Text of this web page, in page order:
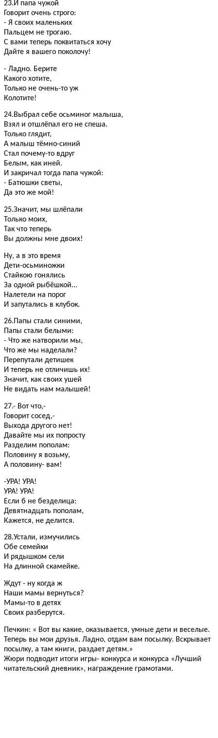
23.И папа чужой
Говорит очень строго:
- Я своих маленьких
Пальцем не трогаю.
С вами теперь поквитаться хочу
Дайте я вашего поколочу!
- Ладно. Берите
Какого хотите,
Только не очень-то уж
Колотите!
24.Выбрал себе осьминог малыша,
Взял и отшлёпал его не спеша.
Только глядит,
А малыш тёмно-синий
Стал почему-то вдруг
Белым, как иней.
И закричал тогда папа чужой:
- Батюшки светы,
Да это же мой!
25.Значит, мы шлёпали
Только моих,
Так что теперь
Вы должны мне двоих!
Ну, а в это время
Дети-осьминожки
Стайкою гонялись
За одной рыбёшкой...
Налетели на порог
И запутались в клубок.
26.Папы стали синими,
Папы стали белыми:
- Что же натворили мы,
Что же мы наделали?
Перепутали детишек
И теперь не отличишь их!
Значит, как своих ушей
Не видать нам малышей!
27.- Вот что,-
Говорит сосед,-
Выхода другого нет!
Давайте мы их попросту
Разделим пополам:
Половину я возьму,
А половину- вам!
-УРА! УРА!
УРА! УРА!
Если б не безделица:
Девятнадцать пополам,
Кажется, не делится.
28.Устали, измучились
Обе семейки
И рядышком сели
На длинной скамейке.
Ждут - ну когда ж
Наши мамы вернуться?
Мамы-то в детях
Своих разберутся.
Печкин: « Вот вы какие, оказывается, умные дети и веселые.
Теперь вы мои друзья. Ладно, отдам вам посылку. Вскрывает
посылку, а там книги, раздает детям.»
Жюри подводит итоги игры- конкурса и конкурса «Лучший
читательский дневник», награждение грамотами.